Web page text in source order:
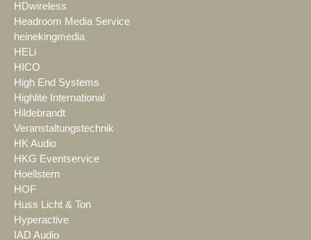
HDwireless
Headroom Media Service
heinekingmedia
HELi
HICO
High End Systems
Highlite International
Hildebrandt
Veranstaltungstechnik
HK Audio
HKG Eventservice
Hoellstern
HOF
Huss Licht & Ton
Hyperactive
IAD Audio